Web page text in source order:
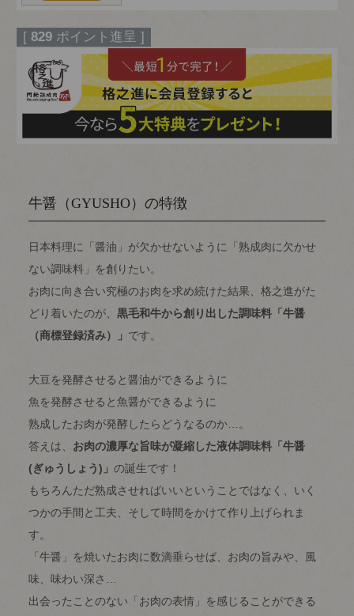
[ 829 ポイント進呈 ]
牛醤（GYUSHO）の特徴
日本料理に「醤油」が欠かせないように「熟成肉に欠かせ
ない調味料」を創りたい。
お肉に向き合い究極のお肉を求め続けた結果、格之進がた
どり着いたのが、黒毛和牛から創り出した調味料「牛醤
（商標登録済み）」 です。
大豆を発酵させると醤油ができるように
魚を発酵させると魚醤ができるように
熟成したお肉が発酵したらどうなるのか…。
答えは、 お肉の濃厚な旨味が凝縮した液体調味料「牛醤
(ぎゅうしょう)」の誕生です！
もちろんただ熟成させればいいということではなく、いく
つかの手間と工夫、そして時間をかけて作り上げられま
す。
「牛醤」を焼いたお肉に数滴垂らせば、お肉の旨みや、風
味、味わい深さ…
出会ったことのない「お肉の表情」を感じることができる